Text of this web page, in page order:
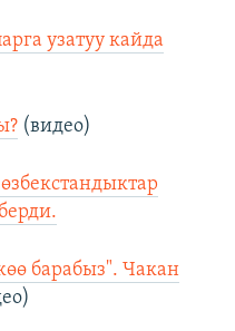
узатуу кайда
(видео)
барабыз". Чакан